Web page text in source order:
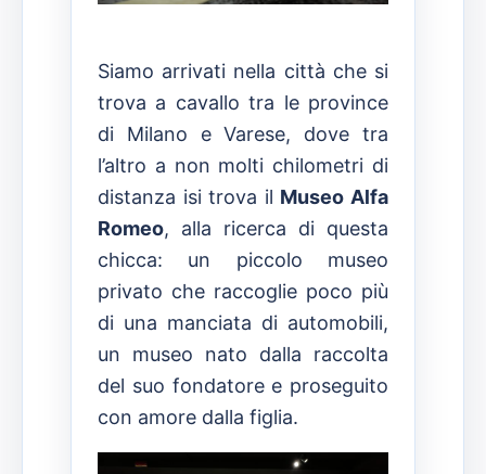
Siamo arrivati nella città che si
trova a cavallo tra le province
di Milano e Varese, dove tra
l’altro a non molti chilometri di
distanza isi trova il Museo Alfa
Romeo, alla ricerca di questa
chicca: un piccolo museo
privato che raccoglie poco più
di una manciata di automobili,
un museo nato dalla raccolta
del suo fondatore e proseguito
con amore dalla figlia.